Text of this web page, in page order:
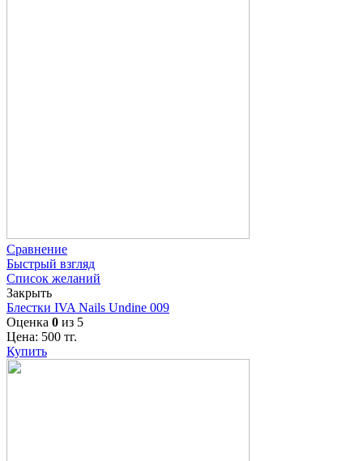
Сравнение
Быстрый взгляд
Список желаний
Закрыть
Блестки IVA Nails Undine 009
Оценка 0 из 5
Цена: 500 тг.
Купить